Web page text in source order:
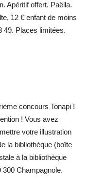
Apéritif offert. Paëlla.
12 € enfant de moins
49. Places limitées.
concours Tonapi !
! Vous avez
votre illustration
la bibliothèque (boîte
à la bibliothèque
300 Champagnole.